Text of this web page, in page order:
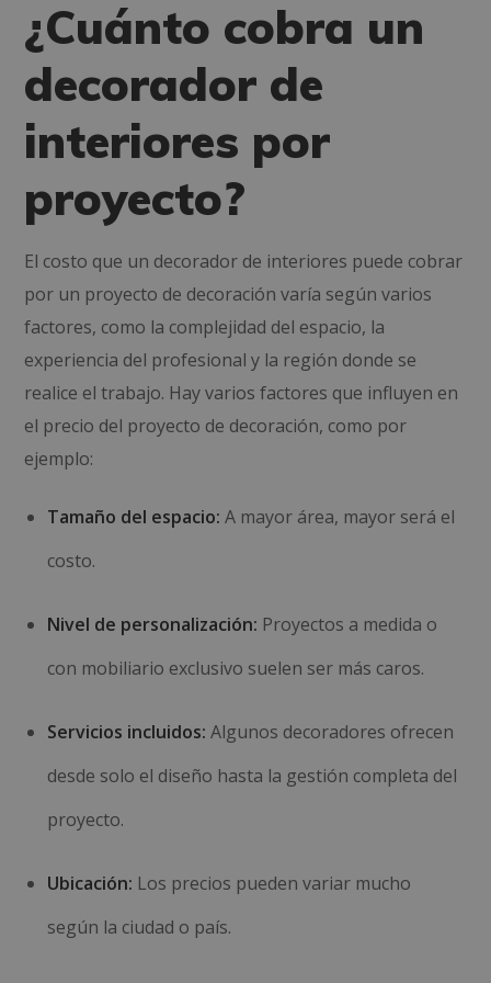
¿Cuánto cobra un
decorador de
interiores por
proyecto?
El costo que un decorador de interiores puede cobrar
por un proyecto de decoración varía según varios
factores, como la complejidad del espacio, la
experiencia del profesional y la región donde se
realice el trabajo. Hay varios factores que influyen en
el precio del proyecto de decoración, como por
ejemplo:
Tamaño del espacio: A mayor área, mayor será el
costo.
Nivel de personalización: Proyectos a medida o
con mobiliario exclusivo suelen ser más caros.
Servicios incluidos: Algunos decoradores ofrecen
desde solo el diseño hasta la gestión completa del
proyecto.
Ubicación: Los precios pueden variar mucho
según la ciudad o país.